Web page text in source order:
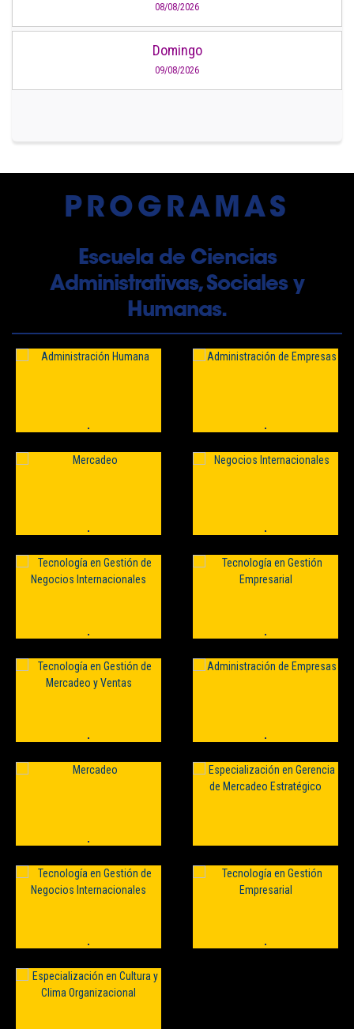
08/08/2026
Domingo
09/08/2026
PROGRAMAS
Escuela de Ciencias
Administrativas, Sociales y
Humanas.